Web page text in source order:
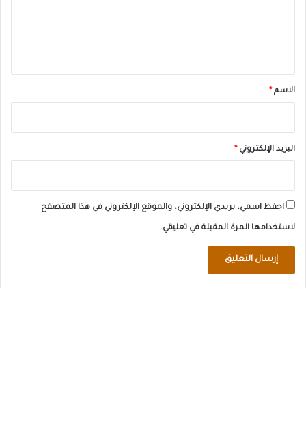
*الاسم *
البريد الإلكتروني *
احفظ اسمي، بريدي الإلكتروني، والموقع الإلكتروني في هذا المتصفح
لاستخدامها المرة المقبلة في تعليقي.